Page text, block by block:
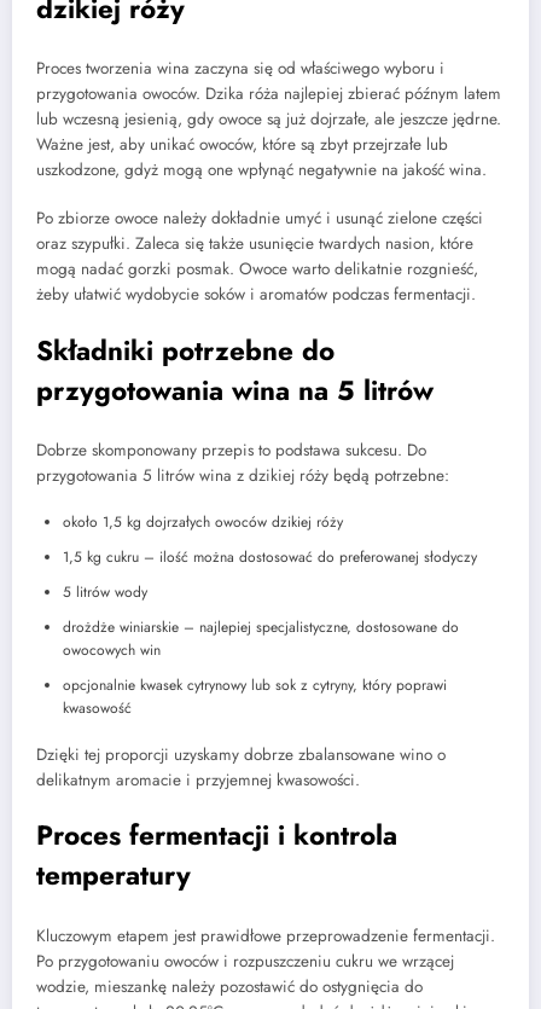
dzikiej róży
Proces tworzenia wina zaczyna się od właściwego wyboru i
przygotowania owoców. Dzika róża najlepiej zbierać późnym latem
lub wczesną jesienią, gdy owoce są już dojrzałe, ale jeszcze jędrne.
Ważne jest, aby unikać owoców, które są zbyt przejrzałe lub
uszkodzone, gdyż mogą one wpłynąć negatywnie na jakość wina.
Po zbiorze owoce należy dokładnie umyć i usunąć zielone części
oraz szypułki. Zaleca się także usunięcie twardych nasion, które
mogą nadać gorzki posmak. Owoce warto delikatnie rozgnieść,
żeby ułatwić wydobycie soków i aromatów podczas fermentacji.
Składniki potrzebne do
przygotowania wina na 5 litrów
Dobrze skomponowany przepis to podstawa sukcesu. Do
przygotowania 5 litrów wina z dzikiej róży będą potrzebne:
około 1,5 kg dojrzałych owoców dzikiej róży
1,5 kg cukru – ilość można dostosować do preferowanej słodyczy
5 litrów wody
drożdże winiarskie – najlepiej specjalistyczne, dostosowane do
owocowych win
opcjonalnie kwasek cytrynowy lub sok z cytryny, który poprawi
kwasowość
Dzięki tej proporcji uzyskamy dobrze zbalansowane wino o
delikatnym aromacie i przyjemnej kwasowości.
Proces fermentacji i kontrola
temperatury
Kluczowym etapem jest prawidłowe przeprowadzenie fermentacji.
Po przygotowaniu owoców i rozpuszczeniu cukru we wrzącej
wodzie, mieszankę należy pozostawić do ostygnięcia do